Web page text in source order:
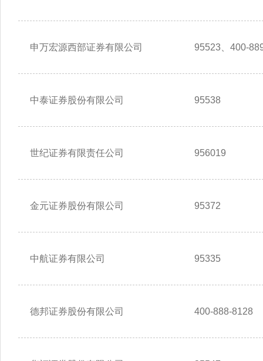
申万宏源西部证券有限公司 95523、400-
中泰证券股份有限公司 95538
世纪证券有限责任公司 956019
金元证券股份有限公司 95372
中航证券有限公司 95335
德邦证券股份有限公司 400-888-8128